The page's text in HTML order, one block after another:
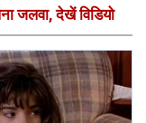
जलवा, देखें विडियो